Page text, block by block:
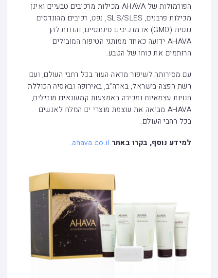
הפורמולות של AHAVA מכילות מרכיבים טבעיים ואינן
מכילות פרבנים, SLS/SLES, נפט, רכיבים מהונדסים
גנטית (GMO) או מרכיבים סינתטיים, והודות להן
AHAVA ידועה כאחד ממותגי הטיפוח המובילים
הרותמים את כוחו של הטבע.
עם מסירותה לשיפור מראה העור בכל רחבי העולם, ועם
רשת הפצה בישראל, בארה"ב, באירופה ובאסיה הכוללת
חנויות עצמאיות ומכירה באמצעות קמעונאים מובילים,
AHAVA מביאה את עוצמת מוצרי ים המלח לאנשים
בכל רחבי העולם.
למידע נוסף, בקרו באתר ahava.co.il
.